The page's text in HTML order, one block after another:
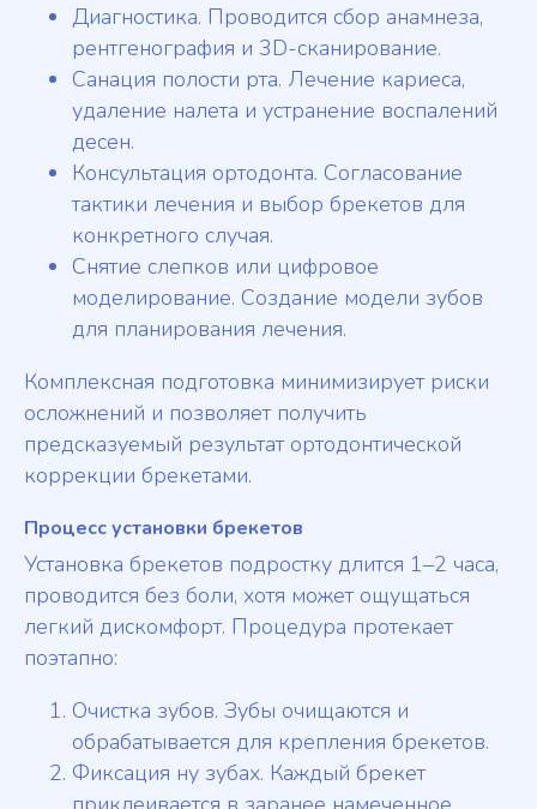
Диагностика. Проводится сбор анамнеза,
рентгенография и 3D-сканирование.
Санация полости рта. Лечение кариеса,
удаление налета и устранение воспалений
десен.
Консультация ортодонта. Согласование
тактики лечения и выбор брекетов для
конкретного случая.
Снятие слепков или цифровое
моделирование. Создание модели зубов
для планирования лечения.
Комплексная подготовка минимизирует риски
осложнений и позволяет получить
предсказуемый результат ортодонтической
коррекции брекетами.
Процесс установки брекетов
Установка брекетов подростку длится 1–2 часа,
проводится без боли, хотя может ощущаться
легкий дискомфорт. Процедура протекает
поэтапно:
Очистка зубов. Зубы очищаются и
обрабатывается для крепления брекетов.
Фиксация ну зубах. Каждый брекет